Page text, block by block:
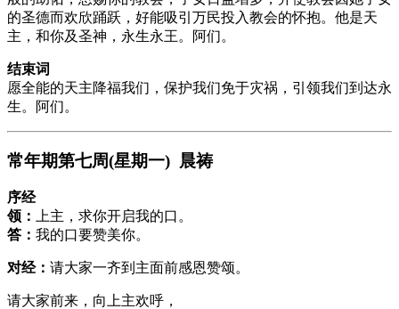
的圣德而欢欣踊跃，好能吸引万民投入教会的怀抱。他是天
主，和你及圣神，永生永王。阿们。
结束词
愿全能的天主降福我们，保护我们免于灾祸，引领我们到达永
生。阿们。
常年期第七周(星期一) 晨祷
序经
领：
上主，求你开启我的口。
答： 我的口要赞美你。
对经： 请大家一齐到主面前感恩赞颂。
请大家前来，向上主欢呼，